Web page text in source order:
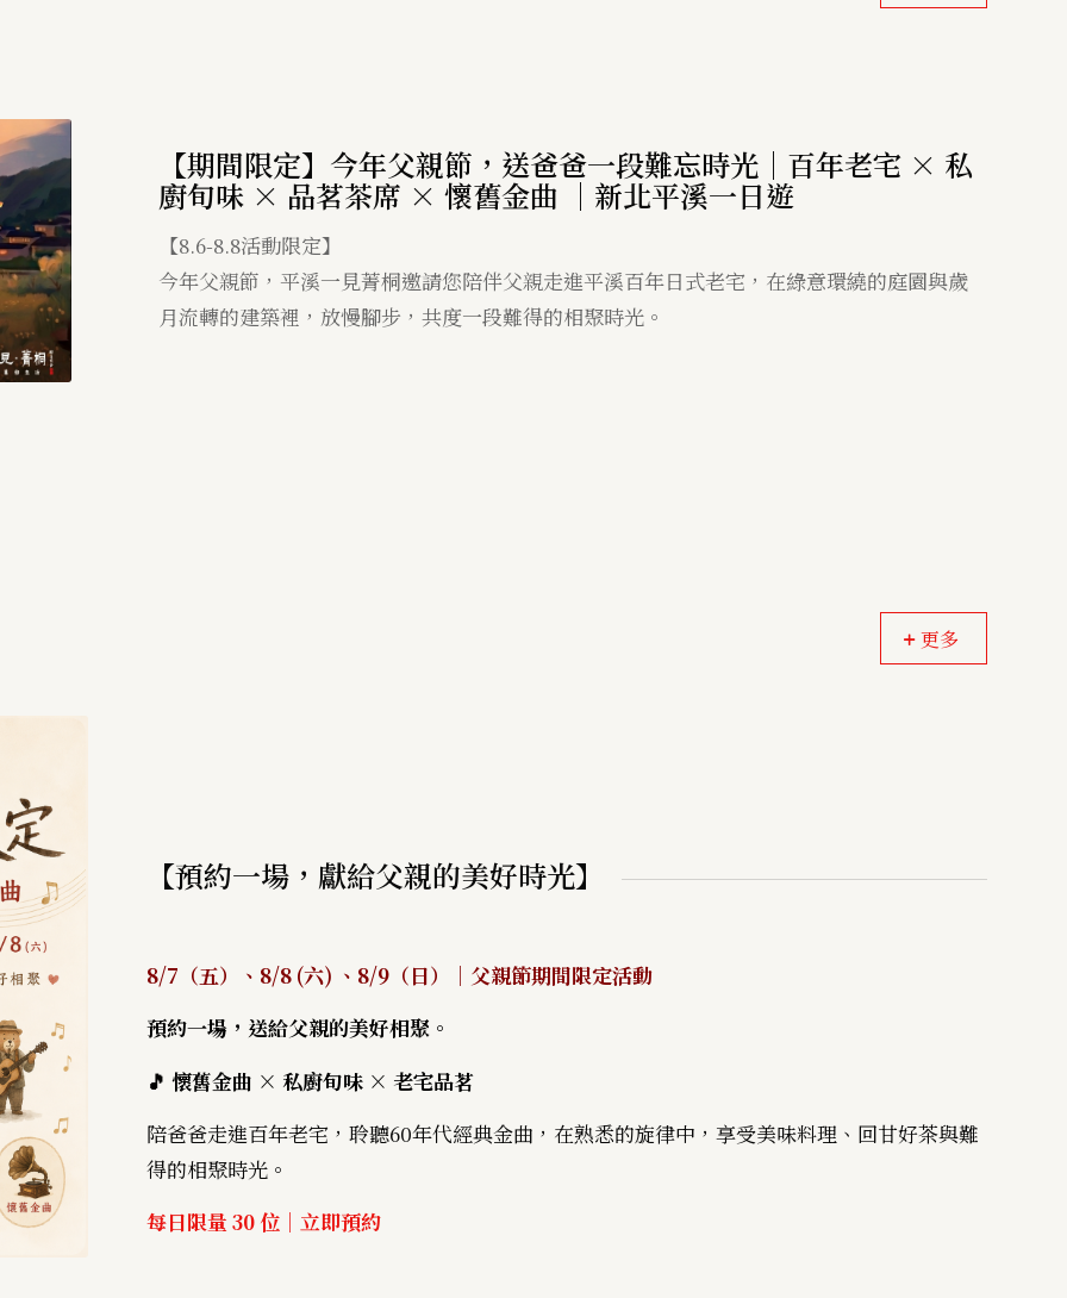
【期間限定】今年父親節，送爸爸一段難忘時光｜百年老宅 × 私
廚旬味 × 品茗茶席 × 懷舊金曲 ｜新北平溪一日遊
【8.6-8.8活動限定】
今年父親節，平溪一見菁桐邀請您陪伴父親走進平溪百年日式老宅，在綠意環繞的庭園與歲
月流轉的建築裡，放慢腳步，共度一段難得的相聚時光。
更多
【預約一場，獻給父親的美好時光】
8/7（五）、8/8 (六) 、8/9（日）｜父親節期間限定活動
預約一場，送給父親的美好相聚。
🎵 懷舊金曲 × 私廚旬味 × 老宅品茗
陪爸爸走進百年老宅，聆聽60年代經典金曲，在熟悉的旋律中，享受美味料理、回甘好茶與難
得的相聚時光。
每日限量 30 位｜立即預約